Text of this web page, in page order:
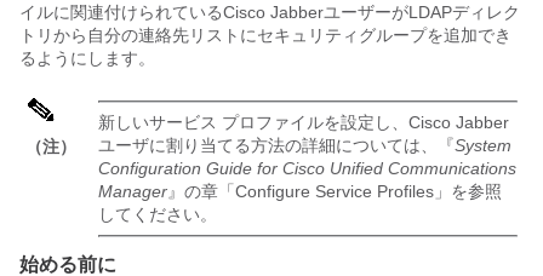
イルに関連付けられているCisco JabberユーザーがLDAPディレク
トリから自分の連絡先リストにセキュリティグループを追加でき
るようにします。
（注）
新しいサービス プロファイルを設定し、Cisco Jabber
ユーザに割り当てる方法の詳細については、『System
Configuration Guide for Cisco Unified Communications
Manager』の章「Configure Service Profiles」を参照
してください。
始める前に